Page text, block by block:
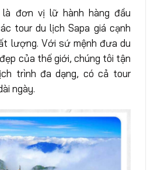
đơn vị lữ hành hàng đầu
tour du lịch Sapa giá cạnh
lượng. Với sứ mệnh đưa du
của thế giới, chúng tôi tận
trình đa dạng, có cả tour
ngày.